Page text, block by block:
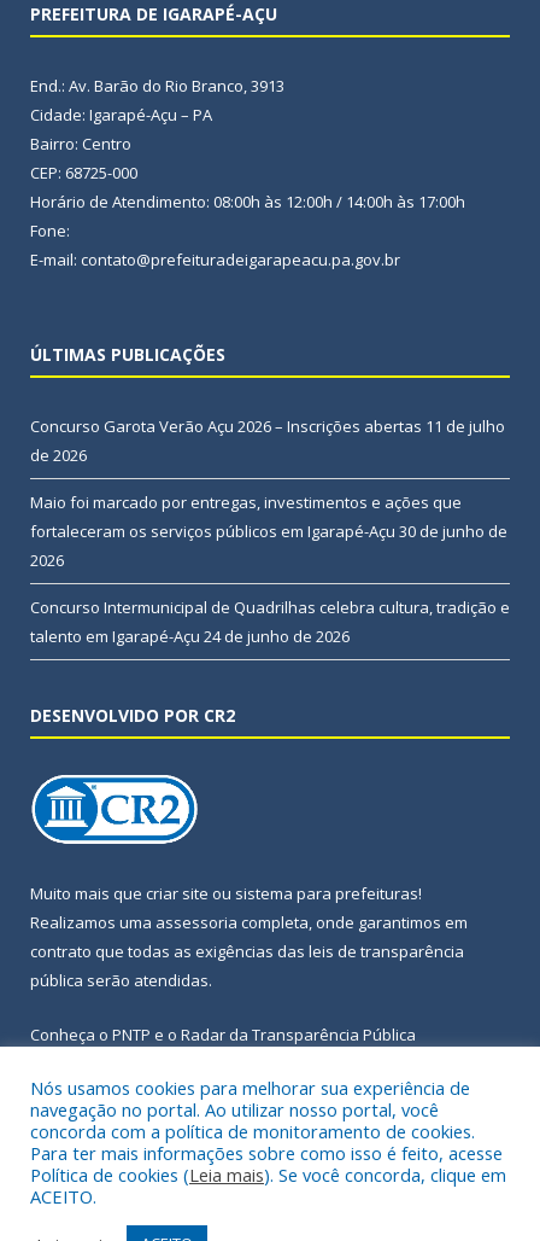
PREFEITURA DE IGARAPÉ-AÇU
End.: Av. Barão do Rio Branco, 3913
Cidade: Igarapé-Açu – PA
Bairro: Centro
CEP: 68725-000
Horário de Atendimento: 08:00h às 12:00h / 14:00h às 17:00h
Fone:
E-mail: contato@prefeituradeigarapeacu.pa.gov.br
ÚLTIMAS PUBLICAÇÕES
Concurso Garota Verão Açu 2026 – Inscrições abertas 11 de julho
de 2026
Maio foi marcado por entregas, investimentos e ações que
fortaleceram os serviços públicos em Igarapé-Açu 30 de junho de
2026
Concurso Intermunicipal de Quadrilhas celebra cultura, tradição e
talento em Igarapé-Açu 24 de junho de 2026
DESENVOLVIDO POR CR2
Muito mais que criar site ou sistema para prefeituras!
Realizamos uma assessoria completa, onde garantimos em
contrato que todas as exigências das leis de transparência
pública serão atendidas.
Conheça o PNTP e o Radar da Transparência Pública
Todos os direitos reservados a Prefeitura Municipal de Igarapé-
Açu.
Nós usamos cookies para melhorar sua experiência de
navegação no portal. Ao utilizar nosso portal, você
concorda com a política de monitoramento de cookies.
Para ter mais informações sobre como isso é feito, acesse
Política de cookies (Leia mais). Se você concorda, clique em
ACEITO.